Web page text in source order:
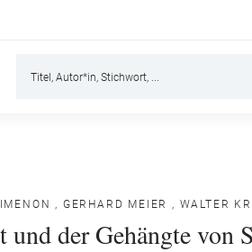
, GERHARD MEIER , WALTER
und der Gehängte von